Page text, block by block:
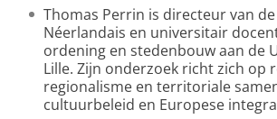
Thomas Perrin is directeur van
Néerlandais en universitair
ordening en stedenbouw aan de
Lille. Zijn onderzoek richt zich op
regionalisme en territoriale
cultuurbeleid en Europese